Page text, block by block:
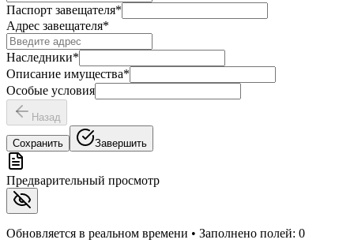
Паспорт завещателя*
Адрес завещателя*
Наследники*
Описание имущества*
Особые условия
Назад
Сохранить Завершить
Предварительный просмотр
Обновляется в реальном времени • Заполнено полей: 0